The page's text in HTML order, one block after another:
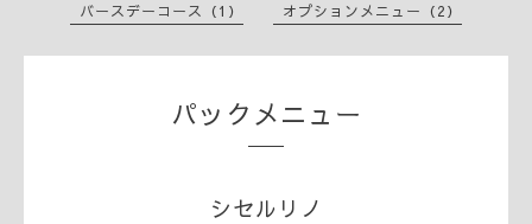
バースデーコース（1） オプションメニュー（2）
パックメニュー
シセルリノ